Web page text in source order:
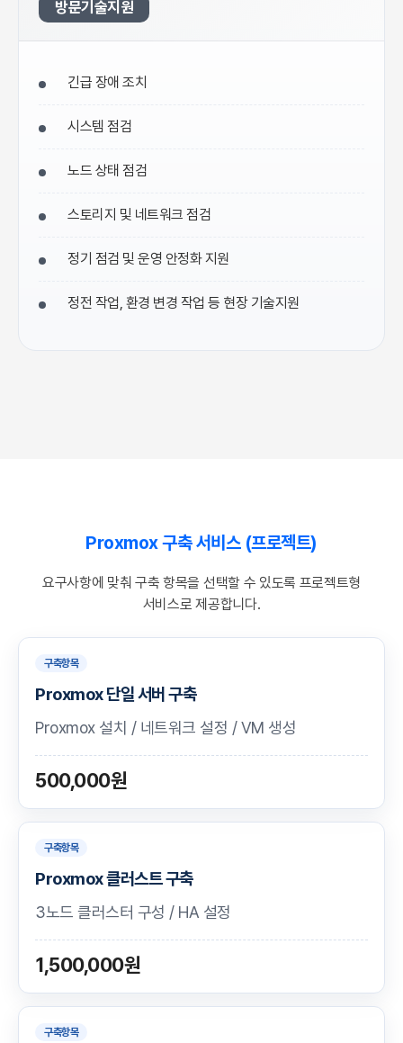
방문기술지원
긴급 장애 조치
시스템 점검
노드 상태 점검
스토리지 및 네트워크 점검
정기 점검 및 운영 안정화 지원
정전 작업, 환경 변경 작업 등 현장 기술지원
Proxmox 구축 서비스 (프로젝트)
요구사항에 맞춰 구축 항목을 선택할 수 있도록 프로젝트형
서비스로 제공합니다.
구축항목
Proxmox 단일 서버 구축
Proxmox 설치 / 네트워크 설정 / VM 생성
500,000원
구축항목
Proxmox 클러스트 구축
3노드 클러스터 구성 / HA 설정
1,500,000원
구축항목